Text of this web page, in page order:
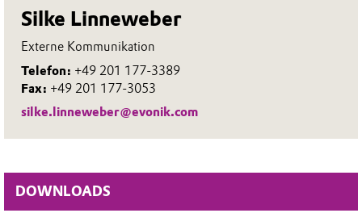
Silke Linneweber
Externe Kommunikation
Telefon: +49 201 177-3389
Fax: +49 201 177-3053
silke.linneweber@evonik.com
DOWNLOADS